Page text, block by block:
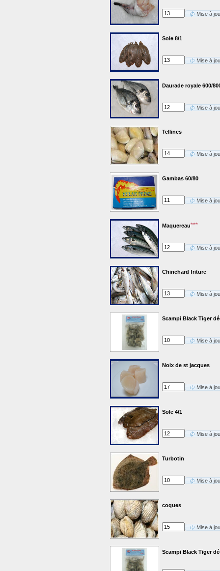
Mise à
Sole 8/1
Mise à
Daurade royale 600/
Mise à
Tellines
Mise à
Gambas 60/80
Mise à
Maquereau***
Mise à
Chinchard friture
Mise à
Scampi Black Tiger
Mise à
Noix de st jacques
Mise à
Sole 4/1
Mise à
Turbotin
Mise à
coques
Mise à
Scampi Black Tiger